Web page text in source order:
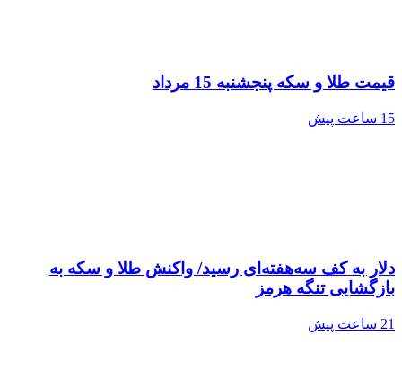
قیمت طلا و سکه پنجشنبه 15 مرداد
15 ساعت پیش
دلار به کف سه‌هفته‌ای رسید/ واکنش طلا و سکه به
بازگشایی تنگه هرمز
21 ساعت پیش